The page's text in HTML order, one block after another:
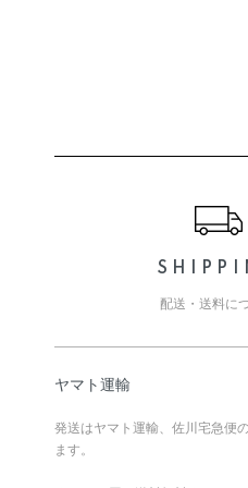
配送・送料に
ヤマト運輸
発送はヤマト運輸、佐川宅急便
ます。